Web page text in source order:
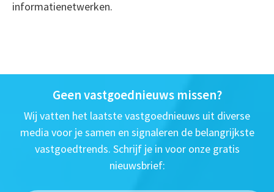
informatienetwerken.
Geen vastgoednieuws missen?
Wij vatten het laatste vastgoednieuws uit diverse
media voor je samen en signaleren de belangrijkste
vastgoedtrends. Schrijf je in voor onze gratis
nieuwsbrief: